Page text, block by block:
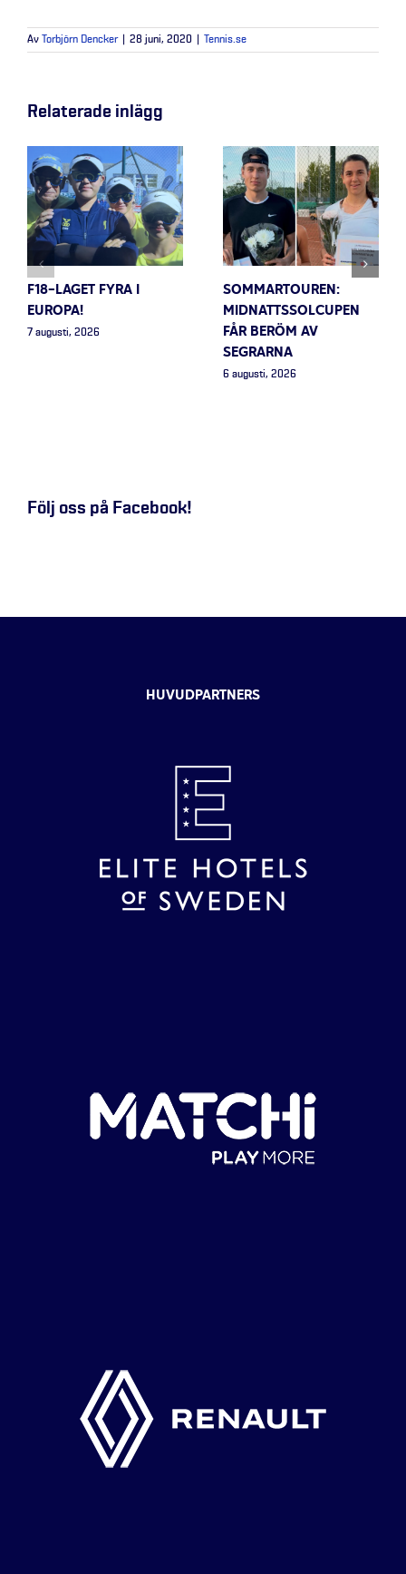
Av Torbjörn Dencker 28 juni, 2020 Tennis.se
Relaterade inlägg
F18-LAGET FYRA I
EUROPA!
7 augusti, 2026
SOMMARTOUREN:
MIDNATTSSOLCUPEN
FÅR BERÖM AV
SEGRARNA
6 augusti, 2026
Följ oss på Facebook!
HUVUDPARTNERS